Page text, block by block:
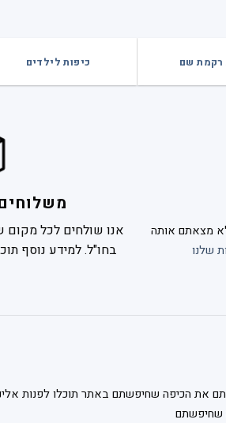
רקמת שם כיפות לילדים
מצאתם אותה
שלנו
אנו שולחים לכל
בחו"ל. למידע נוסף
את הכיפה שחיפשתם באתר תוכלו לפנות
שחיפשתם